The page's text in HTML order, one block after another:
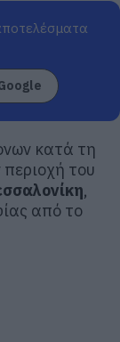
κατά τη
του
,
από το